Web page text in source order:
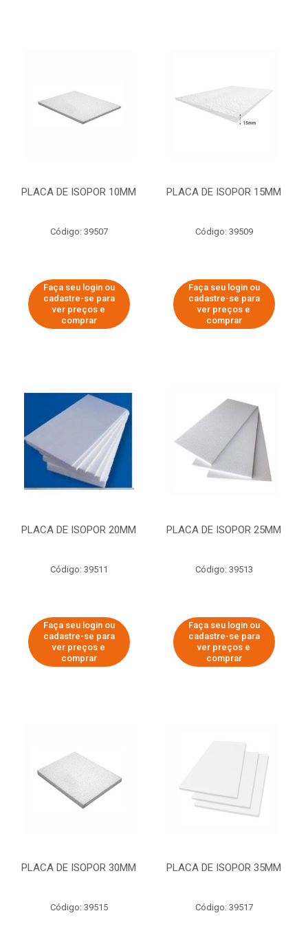
PLACA DE ISOPOR 10MM
Código: 39507
Faça seu login ou
cadastre-se para
ver preços e
comprar
PLACA DE ISOPOR 15MM
Código: 39509
Faça seu login ou
cadastre-se para
ver preços e
comprar
PLACA DE ISOPOR 20MM
Código: 39511
Faça seu login ou
cadastre-se para
ver preços e
comprar
PLACA DE ISOPOR 25MM
Código: 39513
Faça seu login ou
cadastre-se para
ver preços e
comprar
PLACA DE ISOPOR 30MM
Código: 39515
PLACA DE ISOPOR 35MM
Código: 39517